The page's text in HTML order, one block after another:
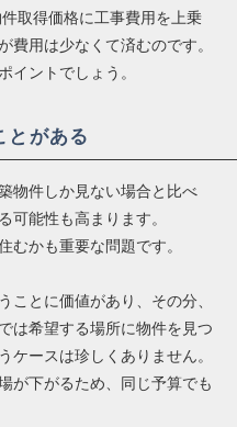
取得価格に工事費用を上乗
費用は少なくて済むのです。
イントでしょう。
がある
物件しか見ない場合と比べ
可能性も高まります。
むかも重要な問題です。
ことに価値があり、その分、
は希望する場所に物件を見つ
ケースは珍しくありません。
が下がるため、同じ予算でも